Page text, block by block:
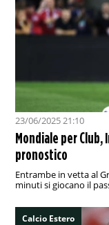
23/06/2025 21:10
Mondiale per
pronostico
Entrambe in vetta al
minuti si giocano il
Calcio Estero